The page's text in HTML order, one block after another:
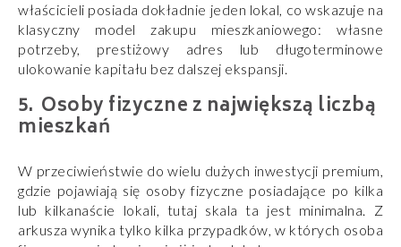
właścicieli posiada dokładnie jeden lokal, co wskazuje na
klasyczny model zakupu mieszkaniowego: własne
potrzeby, prestiżowy adres lub długoterminowe
ulokowanie kapitału bez dalszej ekspansji.
Osoby fizyczne z największą liczbą
mieszkań
W przeciwieństwie do wielu dużych inwestycji premium,
gdzie pojawiają się osoby fizyczne posiadające po kilka
lub kilkanaście lokali, tutaj skala ta jest minimalna. Z
arkusza wynika tylko kilka przypadków, w których osoba